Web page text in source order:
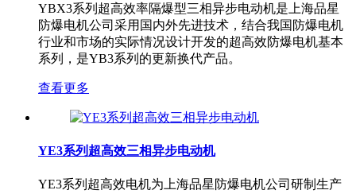
YBX3系列超高效率隔爆型三相异步电动机是上海品星
防爆电机​公司采用国内外先进技术，结合我国防爆电机
行业和市场的实际情况设计开发的超高效防爆电机基本
系列，是YB3系列的更新换代产品。
查看更多
YE3系列超高效三相异步电动机
YE3系列超高效电机为上海品星防爆电机公司研制生产